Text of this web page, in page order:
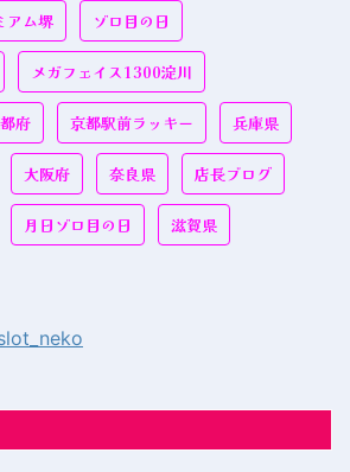
アム堺 ゾロ目の日
メガフェイス1300淀川
府 京都駅前ラッキー 兵庫県
大阪府 奈良県 店長ブログ
月日ゾロ目の日 滋賀県